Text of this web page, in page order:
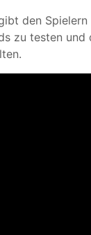
den
zu testen